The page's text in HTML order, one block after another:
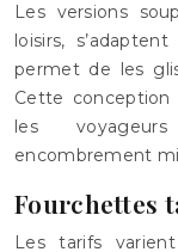
Les versions
loisirs,
permet de les
Cette
les
encombrement
Fourchettes
Les tarifs